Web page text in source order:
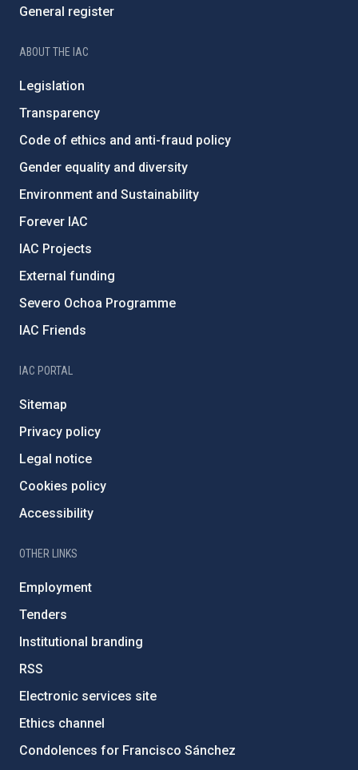
General register
ABOUT THE IAC
Legislation
Transparency
Code of ethics and anti-fraud policy
Gender equality and diversity
Environment and Sustainability
Forever IAC
IAC Projects
External funding
Severo Ochoa Programme
IAC Friends
IAC PORTAL
Sitemap
Privacy policy
Legal notice
Cookies policy
Accessibility
OTHER LINKS
Employment
Tenders
Institutional branding
RSS
Electronic services site
Ethics channel
Condolences for Francisco Sánchez